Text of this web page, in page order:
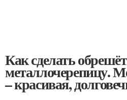
Как сделать
металлочерепицу.
– красивая,